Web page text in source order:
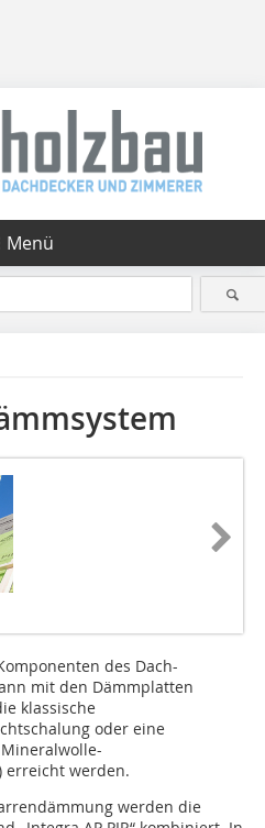
Menü
des Dach-
mit den Dämmplatten
klassische
oder eine
erreicht werden.
werden die